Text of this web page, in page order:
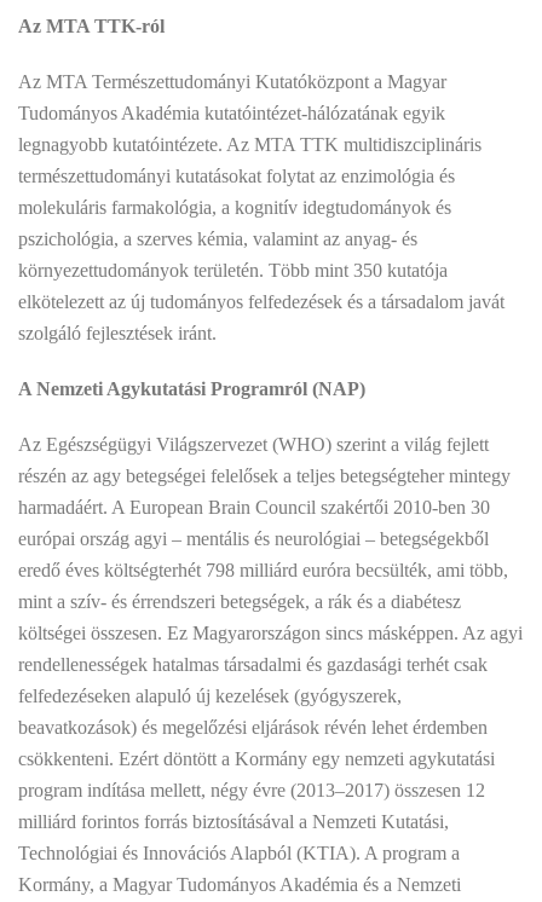
Az MTA TTK-ról
Az MTA Természettudományi Kutatóközpont a Magyar
Tudományos Akadémia kutatóintézet-hálózatának egyik
legnagyobb kutatóintézete. Az MTA TTK multidiszciplináris
természettudományi kutatásokat folytat az enzimológia és
molekuláris farmakológia, a kognitív idegtudományok és
pszichológia, a szerves kémia, valamint az anyag- és
környezettudományok területén. Több mint 350 kutatója
elkötelezett az új tudományos felfedezések és a társadalom javát
szolgáló fejlesztések iránt.
A Nemzeti Agykutatási Programról (NAP)
Az Egészségügyi Világszervezet (WHO) szerint a világ fejlett
részén az agy betegségei felelősek a teljes betegségteher mintegy
harmadáért. A European Brain Council szakértői 2010-ben 30
európai ország agyi – mentális és neurológiai – betegségekből
eredő éves költségterhét 798 milliárd euróra becsülték, ami több,
mint a szív- és érrendszeri betegségek, a rák és a diabétesz
költségei összesen. Ez Magyarországon sincs másképpen. Az agyi
rendellenességek hatalmas társadalmi és gazdasági terhét csak
felfedezéseken alapuló új kezelések (gyógyszerek,
beavatkozások) és megelőzési eljárások révén lehet érdemben
csökkenteni. Ezért döntött a Kormány egy nemzeti agykutatási
program indítása mellett, négy évre (2013–2017) összesen 12
milliárd forintos forrás biztosításával a Nemzeti Kutatási,
Technológiai és Innovációs Alapból (KTIA). A program a
Kormány, a Magyar Tudományos Akadémia és a Nemzeti